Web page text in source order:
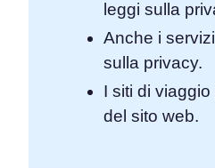
leggi sulla
Anche i
sulla privacy.
I siti di
del sito web.